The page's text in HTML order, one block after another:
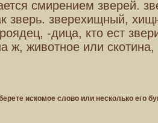
смирением зверей.
зверь. зверехищный,
-дица, кто ест
ж, животное или скотина,
искомое слово или несколько его